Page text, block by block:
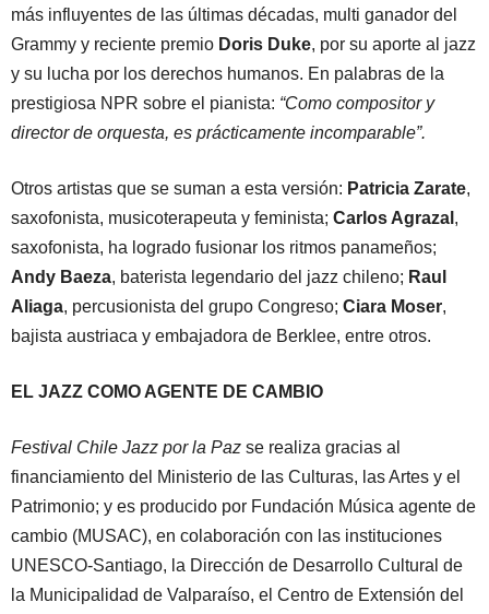
más influyentes de las últimas décadas, multi ganador del
Grammy y reciente premio Doris Duke, por su aporte al jazz
y su lucha por los derechos humanos. En palabras de la
prestigiosa NPR sobre el pianista: “Como compositor y
director de orquesta, es prácticamente incomparable”.
Otros artistas que se suman a esta versión: Patricia Zarate,
saxofonista, musicoterapeuta y feminista; Carlos Agrazal ,
saxofonista, ha logrado fusionar los ritmos panameños;
Andy Baeza, baterista legendario del jazz chileno; Raul
Aliaga, percusionista del grupo Congreso; Ciara Moser,
bajista austriaca y embajadora de Berklee, entre otros.
EL JAZZ COMO AGENTE DE CAMBIO
Festival Chile Jazz por la Paz se realiza gracias al
financiamiento del Ministerio de las Culturas, las Artes y el
Patrimonio; y es producido por Fundación Música agente de
cambio (MUSAC), en colaboración con las instituciones
UNESCO-Santiago, la Dirección de Desarrollo Cultural de
la Municipalidad de Valparaíso, el Centro de Extensión del